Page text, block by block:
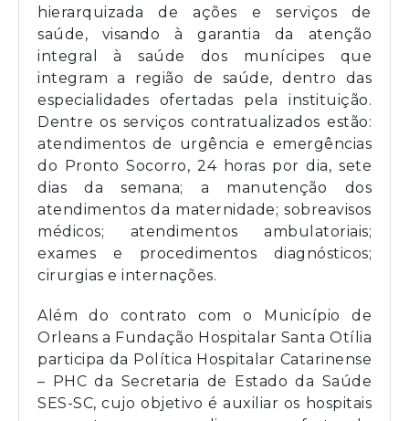
hierarquizada de ações e serviços de
saúde, visando à garantia da atenção
integral à saúde dos munícipes que
integram a região de saúde, dentro das
especialidades ofertadas pela instituição.
Dentre os serviços contratualizados estão:
atendimentos de urgência e emergências
do Pronto Socorro, 24 horas por dia, sete
dias da semana; a manutenção dos
atendimentos da maternidade; sobreavisos
médicos; atendimentos ambulatoriais;
exames e procedimentos diagnósticos;
cirurgias e internações.
Além do contrato com o Município de
Orleans a Fundação Hospitalar Santa Otília
participa da Política Hospitalar Catarinense
– PHC da Secretaria de Estado da Saúde
SES-SC, cujo objetivo é auxiliar os hospitais